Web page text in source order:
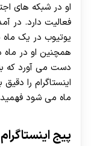
او در شبکه های
فعالیت دارد. در
همچنین او در ماه
دست می آورد که
اینستاگرام را
ماه می شود فهمید
پیج